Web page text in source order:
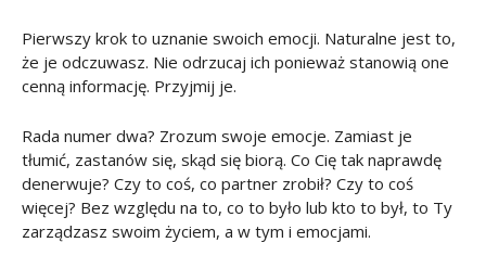
Pierwszy krok to uznanie swoich emocji. Naturalne jest to,
że je odczuwasz. Nie odrzucaj ich ponieważ stanowią one
cenną informację. Przyjmij je.
Rada numer dwa? Zrozum swoje emocje. Zamiast je
tłumić, zastanów się, skąd się biorą. Co Cię tak naprawdę
denerwuje? Czy to coś, co partner zrobił? Czy to coś
więcej? Bez względu na to, co to było lub kto to był, to Ty
zarządzasz swoim życiem, a w tym i emocjami.